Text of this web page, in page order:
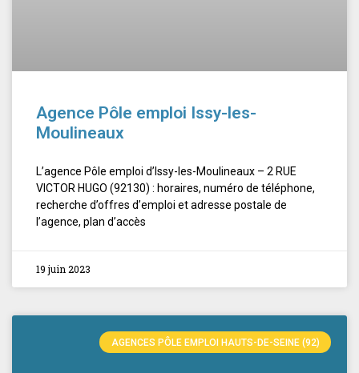
Agence Pôle emploi Issy-les-
Moulineaux
L’agence Pôle emploi d’Issy-les-Moulineaux – 2 RUE
VICTOR HUGO (92130) : horaires, numéro de téléphone,
recherche d’offres d’emploi et adresse postale de
l’agence, plan d’accès
19 juin 2023
AGENCES PÔLE EMPLOI HAUTS-DE-SEINE (92)